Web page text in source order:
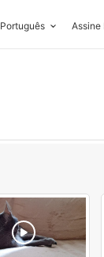
Português Assine